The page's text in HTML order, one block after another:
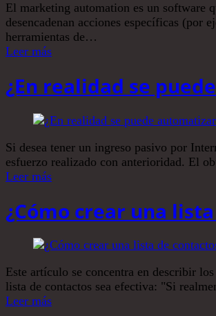
El marketing automation es un software
desencadenan acciones específicas (por
herramientas de…
Leer más
¿En realidad se
Si desea tener un ingreso pasivo por
esfuerzo realizado con anterioridad. El
Leer más
¿Cómo crear una
Este artículo se concentra en describir
lista de contactos sea efectiva: "Si
Leer más